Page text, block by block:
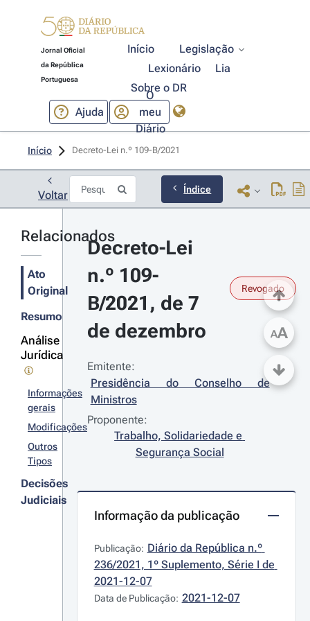
Jornal Oficial
da República
Portuguesa
Início
Legislação
Lexionário
Lia
Sobre o DR
Ajuda
O
meu
Diário
Início Decreto-Lei n.º 109-B/2021
Voltar Índice
Relacionados
Ato
Original
Resumo
Análise
Jurídica
Informações
gerais
Modificações
Outros
Tipos
Decisões
Judiciais
Decreto-Lei
n.º 109-
B/2021, de 7
de dezembro
Revogado
Emitente:
Presidência do Conselho de
Ministros
Proponente:
Trabalho, Solidariedade e
Segurança Social
Informação da publicação
Publicação: Diário da República n.º
236/2021, 1º Suplemento, Série I de
2021-12-07
Data de Publicação: 2021-12-07
AA